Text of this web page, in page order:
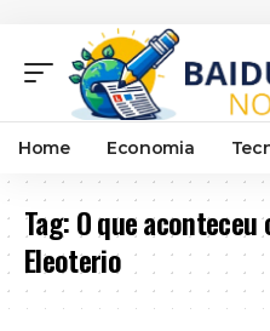
Home Economia
Tag:O que
Eleoterio